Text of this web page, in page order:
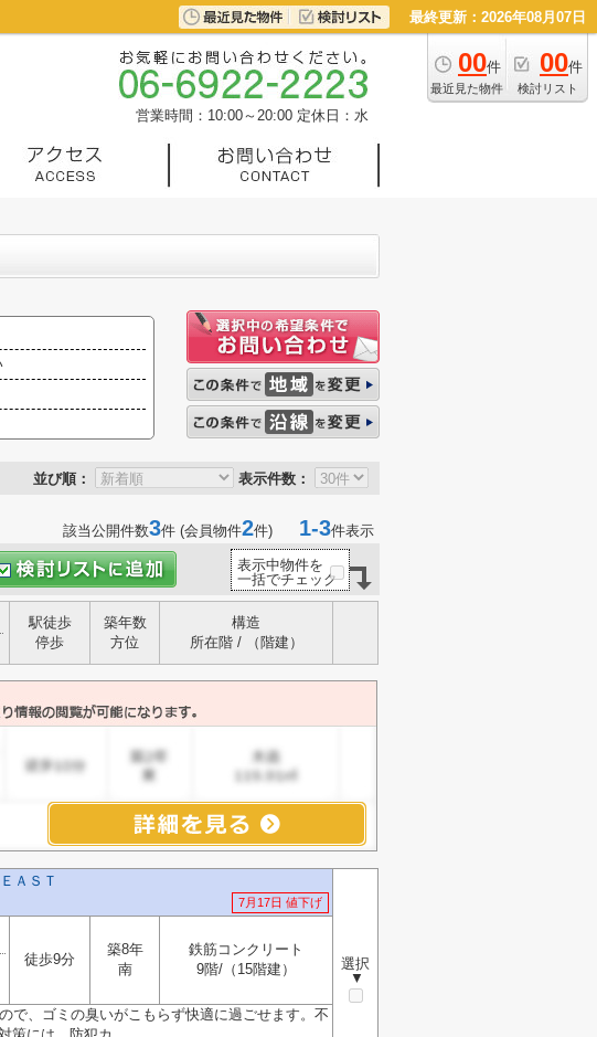
最終更新：2026年08月07日
00件
最近見た物件
00件
検討リスト
営業時間：10:00～20:00 定休日：水
並び順： 表示件数：
該当公開件数3件 (会員物件2件) 1-3件表示
表示中物件を
一括でチェック
駅徒歩
停歩
築年数
方位
構造
所在階 / （階建）
ＡＳＴ
7月17日 値下げ
選択
▼
徒歩9分
築8年
南
鉄筋コンクリート
9階/（15階建）
で、ゴミの臭いがこもらず快適に過ごせます。不